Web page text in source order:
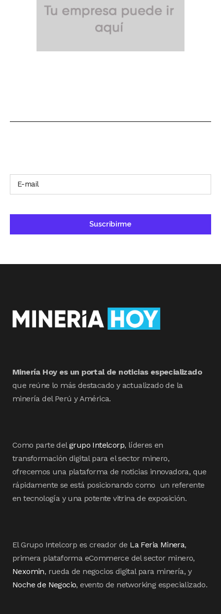
Minería Hoy es un portal de noticias especializado
que reúne lo más destacado y actualizado de la
minería del Perú y América.
Como parte delgrupo Intelcorp, líderes en
transformación digital para el sector minero,
ofrecemos una plataforma de noticias innovadora, que
rápidamente se está posicionando como un referente
en tecnología y una potente vitrina de exposición.
El Grupo Intelcorp es creador de La Feria Minera,
primera plataforma eCommerce del sector minero,
Nexomin, rueda de negocios digital para minería, y
Noche de Negocio, evento de networking especializado.